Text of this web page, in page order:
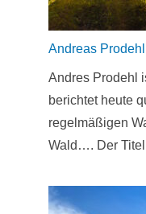
Andreas
Andres Prodehl
berichtet heute
regelmäßigen
Wald…. Der